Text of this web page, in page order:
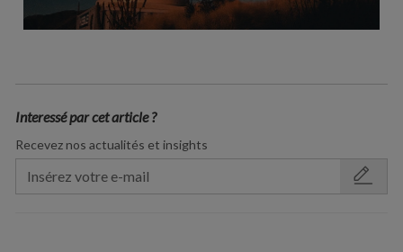
Interessé par cet article ?
Recevez nos actualités et insights